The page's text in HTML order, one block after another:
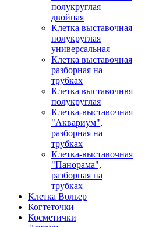
полукруглая
двойная
Клетка выставочная
полукруглая
универсальная
Клетка выставочная
разборная на
трубках
Клетка выставочнвя
полукруглая
Клетка-выставочная
"Аквариум",
разборная на
трубках
Клетка-выставочная
"Панорама",
разборная на
трубках
Клетка Вольер
Когтеточки
Косметички